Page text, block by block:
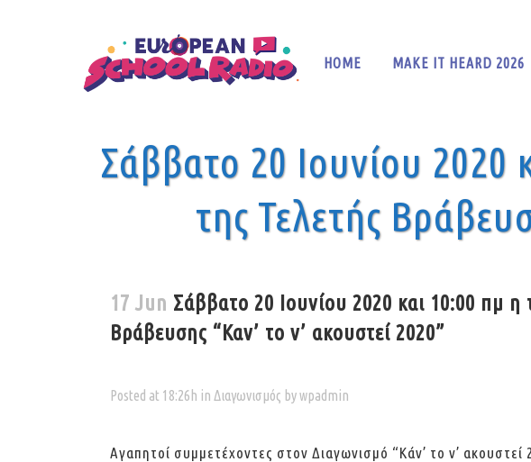
HOME MAKE IT HEARD 2026
Σάββατο 20 Ιουνίου 2020
της Τελετής
17 Jun Σάββατο 20 Ιουνίου 2020 και 10:00 πμ η
Βράβευσης “Καν’ το ν’ ακουστεί 2020”
Posted at 18:26h in Διαγωνισμός bywpadmin
Αγαπητοί συμμετέχοντες στον Διαγωνισμό “Κάν’ το ν’ ακουστεί